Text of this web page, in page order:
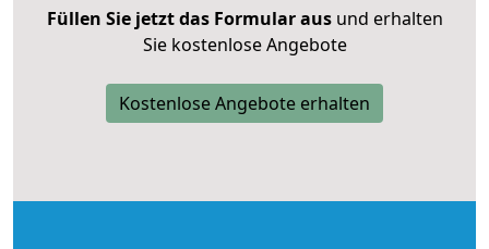
Füllen Sie jetzt das Formular ausund erhalten
Sie kostenlose Angebote
Kostenlose Angebote erhalten